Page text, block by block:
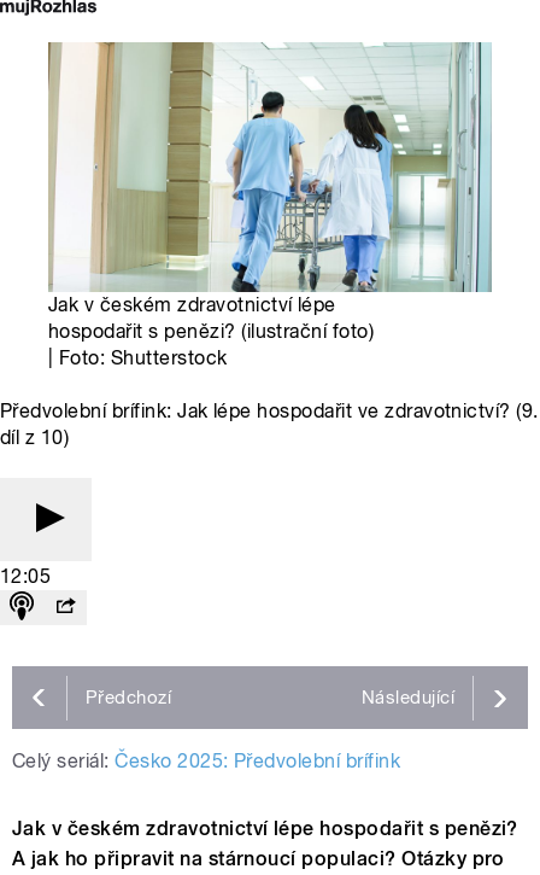
Jak v českém zdravotnictví lépe
hospodařit s penězi? (ilustrační foto)
| Foto: Shutterstock
Předvolební brífink: Jak lépe hospodařit ve zdravotnictví? (9.
díl z 10)
12:05
Předchozí Následující
Celý seriál: Česko 2025: Předvolební brífink
Jak v českém zdravotnictví lépe hospodařit s penězi?
A jak ho připravit na stárnoucí populaci? Otázky pro